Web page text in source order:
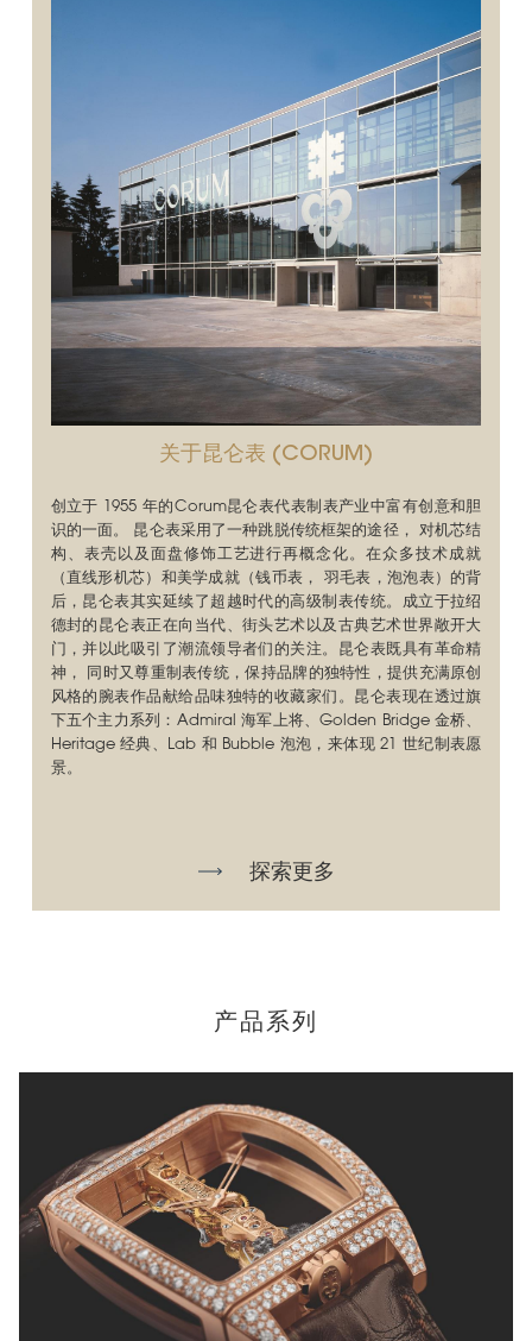
关于昆仑表 (CORUM)
创立于 1955 年的Corum昆仑表代表制表产业中富有创意和胆
识的一面。 昆仑表采用了一种跳脱传统框架的途径， 对机芯结
构、表壳以及面盘修饰工艺进行再概念化。在众多技术成就
（直线形机芯）和美学成就（钱币表， 羽毛表，泡泡表）的背
后，昆仑表其实延续了超越时代的高级制表传统。成立于拉绍
德封的昆仑表正在向当代、街头艺术以及古典艺术世界敞开大
门，并以此吸引了潮流领导者们的关注。昆仑表既具有革命精
神， 同时又尊重制表传统，保持品牌的独特性，提供充满原创
风格的腕表作品献给品味独特的收藏家们。昆仑表现在透过旗
下五个主力系列：Admiral 海军上将、Golden Bridge 金桥、
Heritage 经典、Lab 和 Bubble 泡泡，来体现 21 世纪制表愿
景。
探索更多
产品系列